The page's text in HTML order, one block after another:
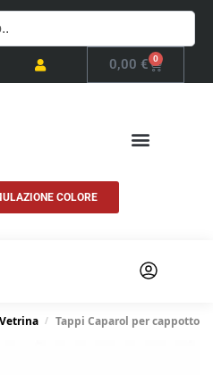
0,00 € 0
COLORE
Vetrina / Tappi Caparol per cappotto